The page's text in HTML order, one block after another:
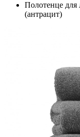
Полотенце
(антрацит)